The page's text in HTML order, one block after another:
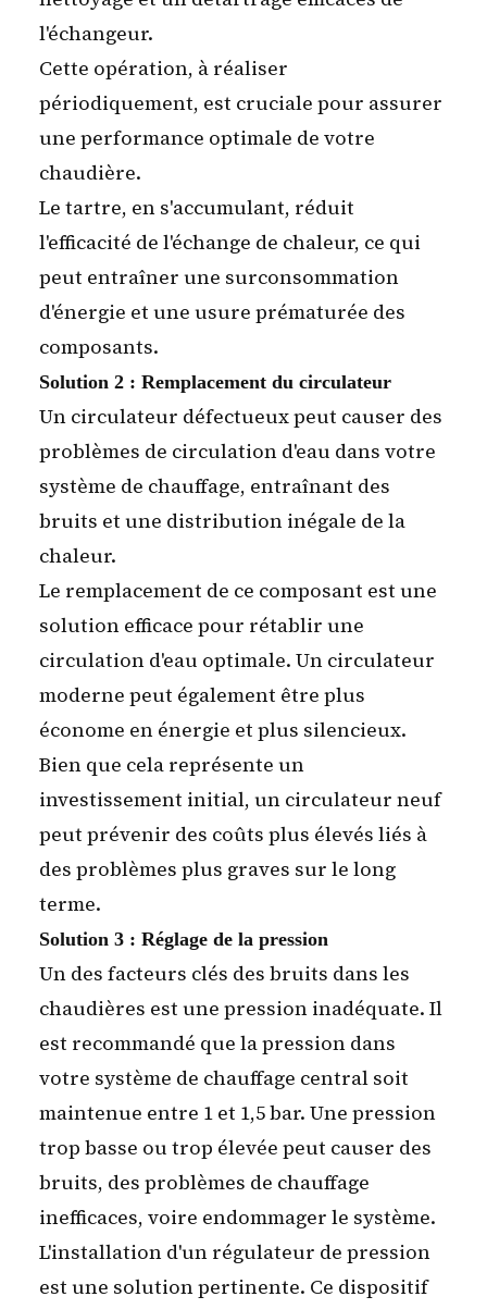
l'échangeur.
Cette opération, à réaliser
périodiquement, est cruciale pour assurer
une performance optimale de votre
chaudière.
Le tartre, en s'accumulant, réduit
l'efficacité de l'échange de chaleur, ce qui
peut entraîner une surconsommation
d'énergie et une usure prématurée des
composants.
Solution 2 : Remplacement du circulateur
Un circulateur défectueux peut causer des
problèmes de circulation d'eau dans votre
système de chauffage, entraînant des
bruits et une distribution inégale de la
chaleur.
Le remplacement de ce composant est une
solution efficace pour rétablir une
circulation d'eau optimale. Un circulateur
moderne peut également être plus
économe en énergie et plus silencieux.
Bien que cela représente un
investissement initial, un circulateur neuf
peut prévenir des coûts plus élevés liés à
des problèmes plus graves sur le long
terme.
Solution 3 : Réglage de la pression
Un des facteurs clés des bruits dans les
chaudières est une pression inadéquate. Il
est recommandé que la pression dans
votre système de chauffage central soit
maintenue entre 1 et 1,5 bar. Une pression
trop basse ou trop élevée peut causer des
bruits, des problèmes de chauffage
inefficaces, voire endommager le système.
L'installation d'un régulateur de pression
est une solution pertinente. Ce dispositif